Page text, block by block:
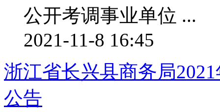
公开考调事业单位 ...
2021-11-8 16:45
浙江省长兴县商务局
公告